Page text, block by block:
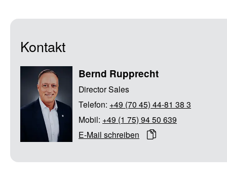
Kontakt
Bernd Rupprecht
Director Sales
Telefon: +49 (70 45) 44-81 38 3
Mobil: +49 (1 75) 94 50 639
E-Mail schreiben